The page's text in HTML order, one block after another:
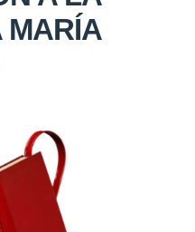
MARÍA